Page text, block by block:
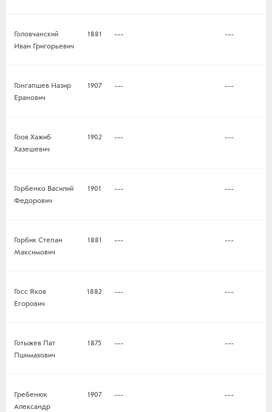
Головчанский
Иван Григорьевич
1881 --- ---
Гонгапшев Назир
Еранович
1907 --- ---
Гоов Хажиб
Хазешевич
1902 --- ---
Горбенко Василий
Федорович
1901 --- ---
Горбик Степан
Максимович
1881 --- ---
Госс Яков
Егорович
1882 --- ---
Готыжев Пат
Пшимахович
1875 --- ---
Гребенюк
Александр
1907 --- ---